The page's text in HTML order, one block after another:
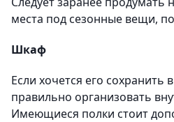
места под сезонные вещи,
Шкаф
Если хочется его сохранить
правильно организовать
Имеющиеся полки стоит